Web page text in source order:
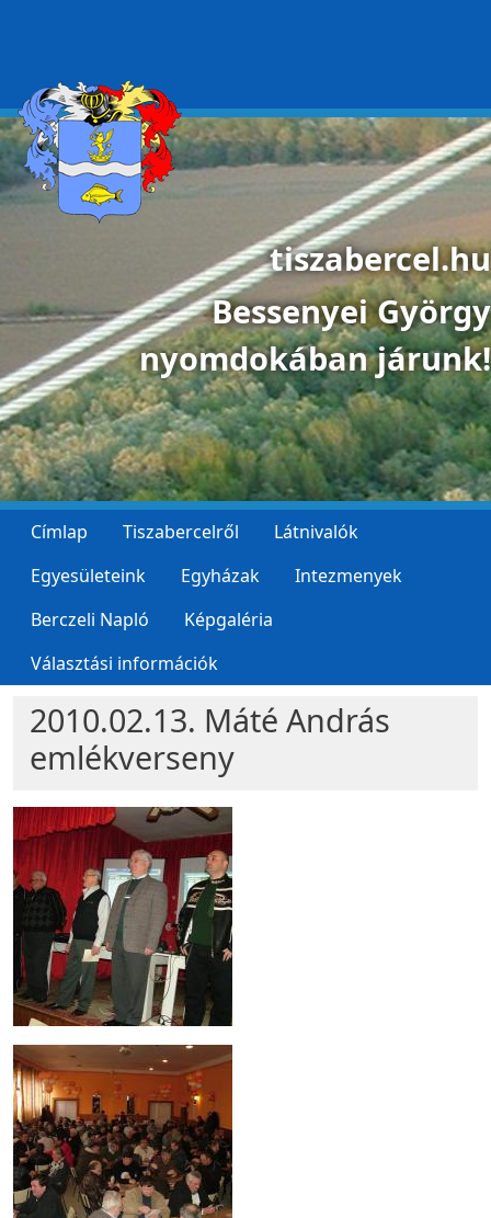
tiszabercel.hu
Bessenyei György
nyomdokában járunk!
Címlap Tiszabercelről
Látnivalók
Egyesületeink
Egyházak
Intezmenyek
Berczeli Napló
Képgaléria
Választási információk
2010.02.13. Máté András
emlékverseny